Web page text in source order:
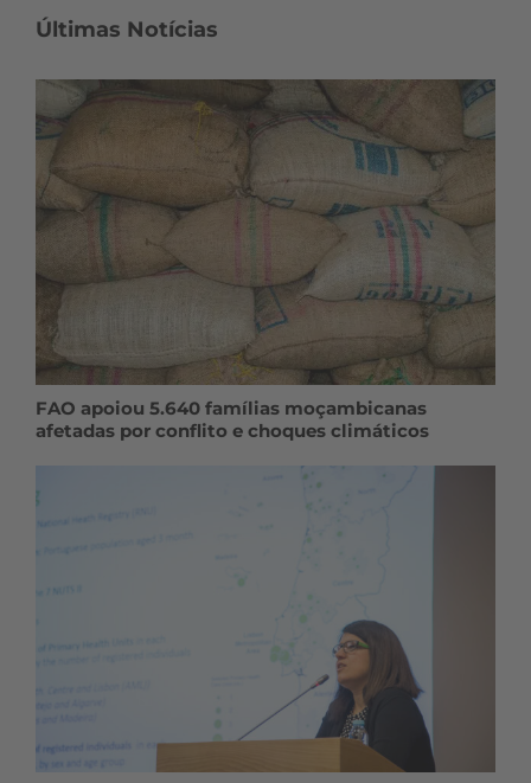
Últimas Notícias
FAO apoiou 5.640 famílias moçambicanas
afetadas por conflito e choques climáticos